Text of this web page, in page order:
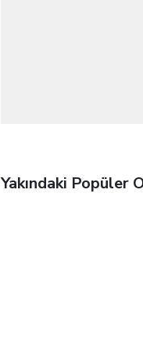
Yakındaki Popüler